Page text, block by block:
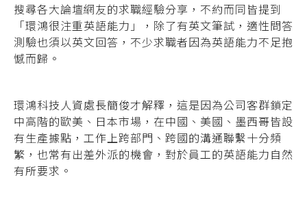
搜尋各大論壇網友的求職經驗分享，不約而同皆提到
「環鴻很注重英語能力」，除了有英文筆試，適性問答
測驗也須以英文回答，不少求職者因為英語能力不足抱
憾而歸。
環鴻科技人資處長簡俊才解釋，這是因為公司客群鎖定
中高階的歐美、日本市場，在中國、美國、墨西哥皆設
有生產據點，工作上跨部門、跨國的溝通聯繫十分頻
繁，也常有出差外派的機會，對於員工的英語能力自然
有所要求。